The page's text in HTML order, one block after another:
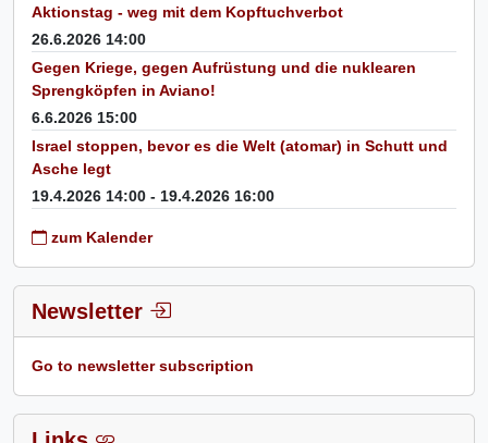
Aktionstag - weg mit dem Kopftuchverbot
26.6.2026 14:00
Gegen Kriege, gegen Aufrüstung und die nuklearen
Sprengköpfen in Aviano!
6.6.2026 15:00
Israel stoppen, bevor es die Welt (atomar) in Schutt und
Asche legt
19.4.2026 14:00 - 19.4.2026 16:00
zum Kalender
Newsletter
Go to newsletter subscription